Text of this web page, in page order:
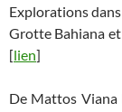
Explorations
Grotte Bahiana
[lien]
De Mattos Viana